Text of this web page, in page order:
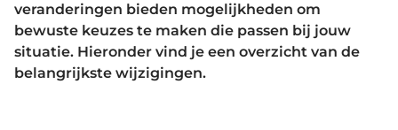
veranderingen bieden mogelijkheden om
bewuste keuzes te maken die passen bij jouw
situatie. Hieronder vind je een overzicht van de
belangrijkste wijzigingen.